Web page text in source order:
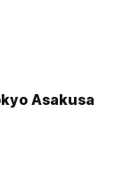
Asakusa